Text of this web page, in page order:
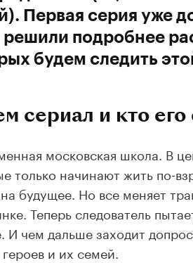
Первая серия уже
подробнее
будем следить
сериал и кто его
московская школа. В
только начинают жить по-
будущее. Но все меняет
Теперь следователь
И чем дальше заходит
и их семей.